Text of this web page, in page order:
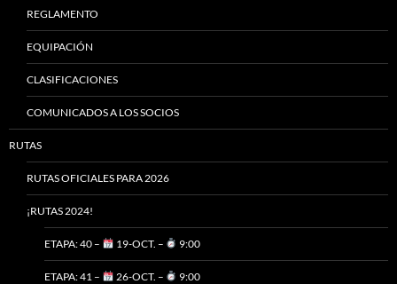
REGLAMENTO
EQUIPACIÓN
CLASIFICACIONES
COMUNICADOS A LOS SOCIOS
RUTAS
RUTAS OFICIALES PARA 2026
¡RUTAS 2024!
ETAPA: 40 – 19-OCT. – 9:00
ETAPA: 41 – 26-OCT. – 9:00